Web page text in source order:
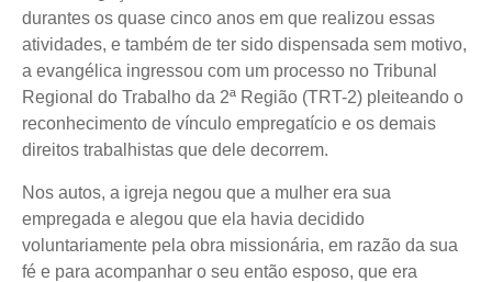
durantes os quase cinco anos em que realizou essas
atividades, e também de ter sido dispensada sem motivo,
a evangélica ingressou com um processo no Tribunal
Regional do Trabalho da 2ª Região (TRT-2) pleiteando o
reconhecimento de vínculo empregatício e os demais
direitos trabalhistas que dele decorrem.
Nos autos, a igreja negou que a mulher era sua
empregada e alegou que ela havia decidido
voluntariamente pela obra missionária, em razão da sua
fé e para acompanhar o seu então esposo, que era